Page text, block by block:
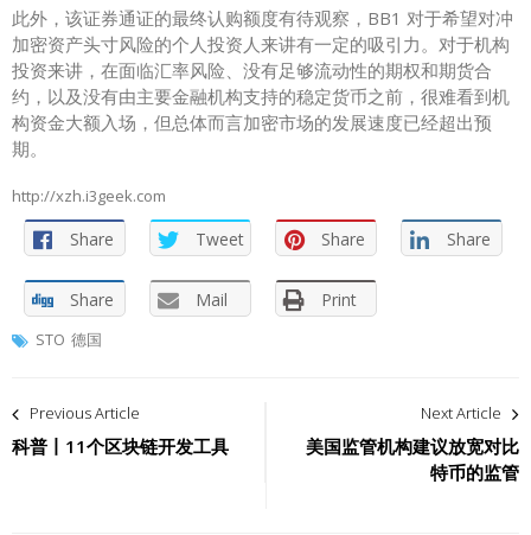
此外，该证券通证的最终认购额度有待观察，BB1 对于希望对冲
加密资产头寸风险的个人投资人来讲有一定的吸引力。对于机构
投资来讲，在面临汇率风险、没有足够流动性的期权和期货合
约，以及没有由主要金融机构支持的稳定货币之前，很难看到机
构资金大额入场，但总体而言加密市场的发展速度已经超出预
期。
http://xzh.i3geek.com
Share Tweet Share Share
Share Mail Print
STO 德国
文
章
Previous Article
科普丨11个区块链开发工具
Next Article
美国监管机构建议放宽对比
特币的监管